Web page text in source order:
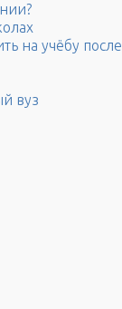
на учёбу после
вуз